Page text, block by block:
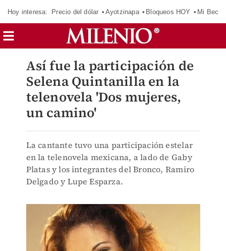
Hoy interesa: Precio del dólar Ayotzinapa Bloqueos HOY Mi Beca
Así fue la participación de
Selena Quintanilla en la
telenovela 'Dos mujeres,
un camino'
La cantante tuvo una participación estelar
en la telenovela mexicana, a lado de Gaby
Platas y los integrantes del Bronco, Ramiro
Delgado y Lupe Esparza.